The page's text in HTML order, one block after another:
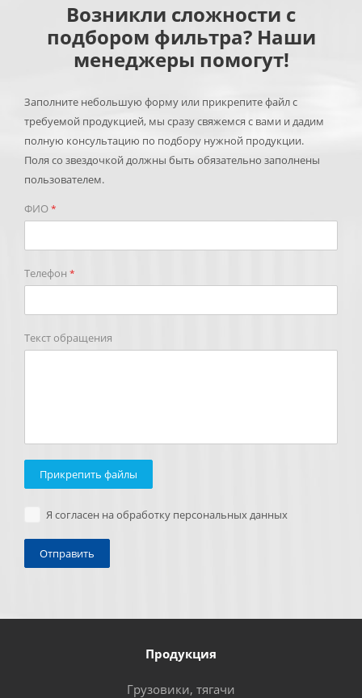
Возникли сложности с
подбором фильтра? Наши
менеджеры помогут!
Заполните небольшую форму или прикрепите файл с
требуемой продукцией, мы сразу свяжемся с вами и дадим
полную консультацию по подбору нужной продукции.
Поля со звездочкой должны быть обязательно заполнены
пользователем.
ФИО*
Телефон *
Текст обращения
Прикрепить файлы
Я согласен на обработку персональных данных
Продукция
Грузовики, тягачи